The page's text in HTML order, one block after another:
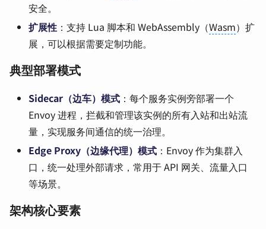
安全。
扩展性 ：支持 Lua 脚本和 WebAssembly（Wasm）扩
展，可以根据需要定制功能。
典型部署模式
Sidecar（边车）模式 ：每个服务实例旁部署一个
Envoy 进程，拦截和管理该实例的所有入站和出站流
量，实现服务间通信的统一治理。
Edge Proxy（边缘代理）模式 ：Envoy 作为集群入
口，统一处理外部请求，常用于 API 网关、流量入口
等场景。
架构核心要素